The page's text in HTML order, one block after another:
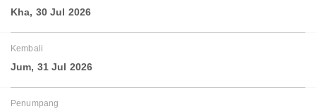
Kha, 30 Jul 2026
Kembali
Jum, 31 Jul 2026
Penumpang